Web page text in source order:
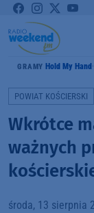
GRAMY Hold My Hand
POWIAT KOŚCIERSKI
Wkrótce
ważnych
środa, 13 sierpnia